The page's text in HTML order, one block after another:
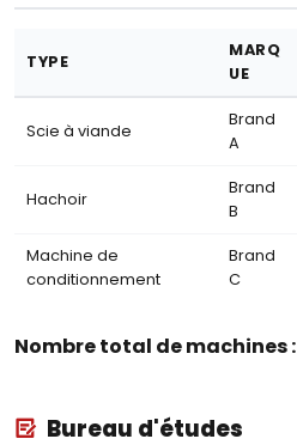
TYPE
MARQ
UE
Scie à viande
Brand
A
Hachoir
Brand
B
Machine de
conditionnement
Brand
C
Nombre total de machines :
Bureau d'études